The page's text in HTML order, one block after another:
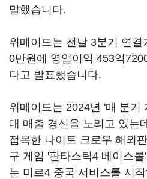
말했습니다.
위메이드는 전날 3분기 연
0만원에 영업이익 453억
다고 발표했습니다.
위메이드는 2024년 '매 분기
대 매출 경신을 노리고 있는
접목한 나이트 크로우 해외
구 게임 '판타스틱4 베이스
는 미르4 중국 서비스를 시